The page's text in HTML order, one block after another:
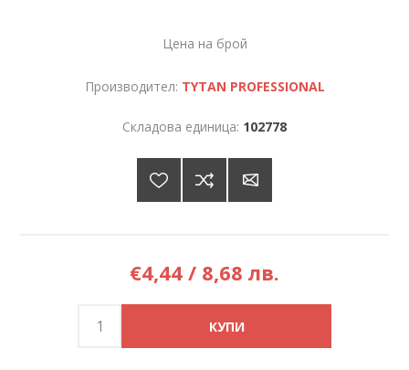
Цена на брой
Производител: TYTAN PROFESSIONAL
Складова единица: 102778
€4,44 / 8,68 лв.